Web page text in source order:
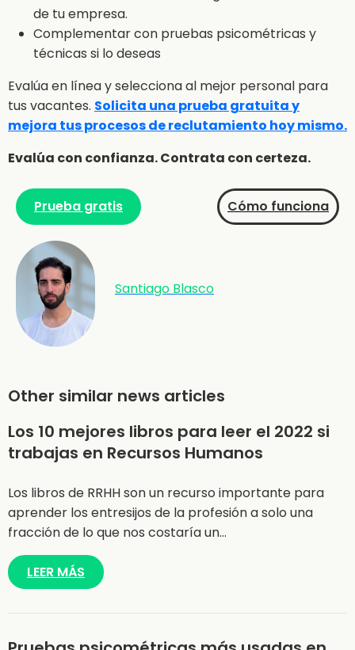
de tu empresa.
Complementar con pruebas psicométricas y
técnicas si lo deseas
Evalúa en línea y selecciona al mejor personal para
tus vacantes. Solicita una prueba gratuita y
mejora tus procesos de reclutamiento hoy mismo.
Evalúa con confianza. Contrata con certeza.
Prueba gratis Cómo funciona
Santiago Blasco
Other similar news articles
Los 10 mejores libros para leer el 2022 si
trabajas en Recursos Humanos
Los libros de RRHH son un recurso importante para
aprender los entresijos de la profesión a solo una
fracción de lo que nos costaría un…
LEER MÁS